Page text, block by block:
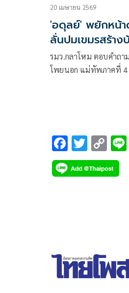
20 เมษายน 2569
'อดุลย์' พยักหน้า
ลั่นปมเขมรสร้า
สระแก้ว รอฟังร
รมว.กลาโหม ตอบคำถ
โพยนอก แม่ทัพภาคที่ 4
F
ac
e
T
wi
tt
C
o
p